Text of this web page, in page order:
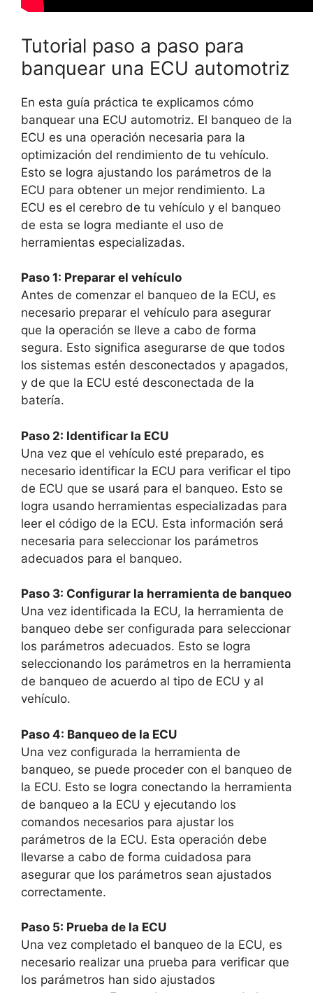
Tutorial paso a paso para
banquear una ECU automotriz
En esta guía práctica te explicamos cómo
banquear una ECU automotriz. El banqueo de la
ECU es una operación necesaria para la
optimización del rendimiento de tu vehículo.
Esto se logra ajustando los parámetros de la
ECU para obtener un mejor rendimiento. La
ECU es el cerebro de tu vehículo y el banqueo
de esta se logra mediante el uso de
herramientas especializadas.
Paso 1: Preparar el vehículo
Antes de comenzar el banqueo de la ECU, es
necesario preparar el vehículo para asegurar
que la operación se lleve a cabo de forma
segura. Esto significa asegurarse de que todos
los sistemas estén desconectados y apagados,
y de que la ECU esté desconectada de la
batería.
Paso 2: Identificar la ECU
Una vez que el vehículo esté preparado, es
necesario identificar la ECU para verificar el tipo
de ECU que se usará para el banqueo. Esto se
logra usando herramientas especializadas para
leer el código de la ECU. Esta información será
necesaria para seleccionar los parámetros
adecuados para el banqueo.
Paso 3: Configurar la herramienta de banqueo
Una vez identificada la ECU, la herramienta de
banqueo debe ser configurada para seleccionar
los parámetros adecuados. Esto se logra
seleccionando los parámetros en la herramienta
de banqueo de acuerdo al tipo de ECU y al
vehículo.
Paso 4: Banqueo de la ECU
Una vez configurada la herramienta de
banqueo, se puede proceder con el banqueo de
la ECU. Esto se logra conectando la herramienta
de banqueo a la ECU y ejecutando los
comandos necesarios para ajustar los
parámetros de la ECU. Esta operación debe
llevarse a cabo de forma cuidadosa para
asegurar que los parámetros sean ajustados
correctamente.
Paso 5: Prueba de la ECU
Una vez completado el banqueo de la ECU, es
necesario realizar una prueba para verificar que
los parámetros han sido ajustados